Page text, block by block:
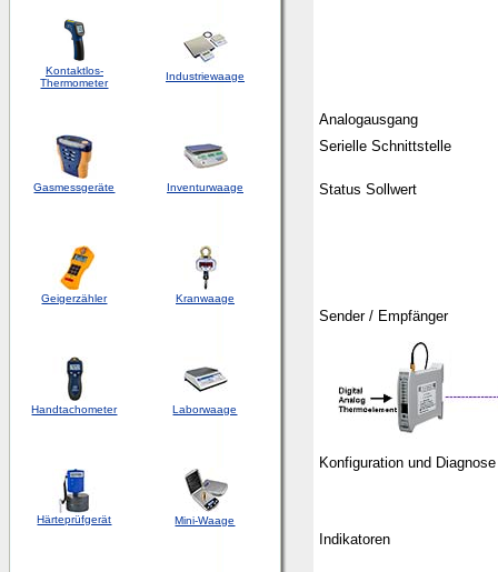
Kontaktlos-
Thermometer
Industriewaage
Gasmessgeräte Inventurwaage
Geigerzähler Kranwaage
Handtachometer Laborwaage
Härteprüfgerät Mini-Waage
Analogausgang
Serielle Schnittstelle
Status Sollwert
Sender / Empfänger
Konfiguration und Diagnose
Indikatoren